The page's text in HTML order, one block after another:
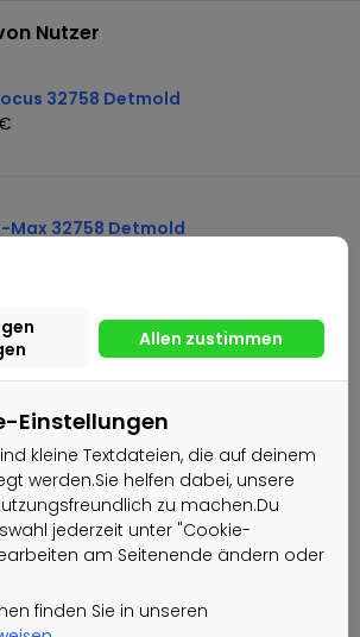
Einstellungen
kleine Textdateien, die auf deinem
werden.Sie helfen dabei, unsere
zu machen.Du
jederzeit unter "Cookie-
am Seitenende ändern oder
finden Sie in unseren
Nutzer
32758 Detmold
Max 32758 Detmold
22.890€
RIFBERG GmbH
Nutzer